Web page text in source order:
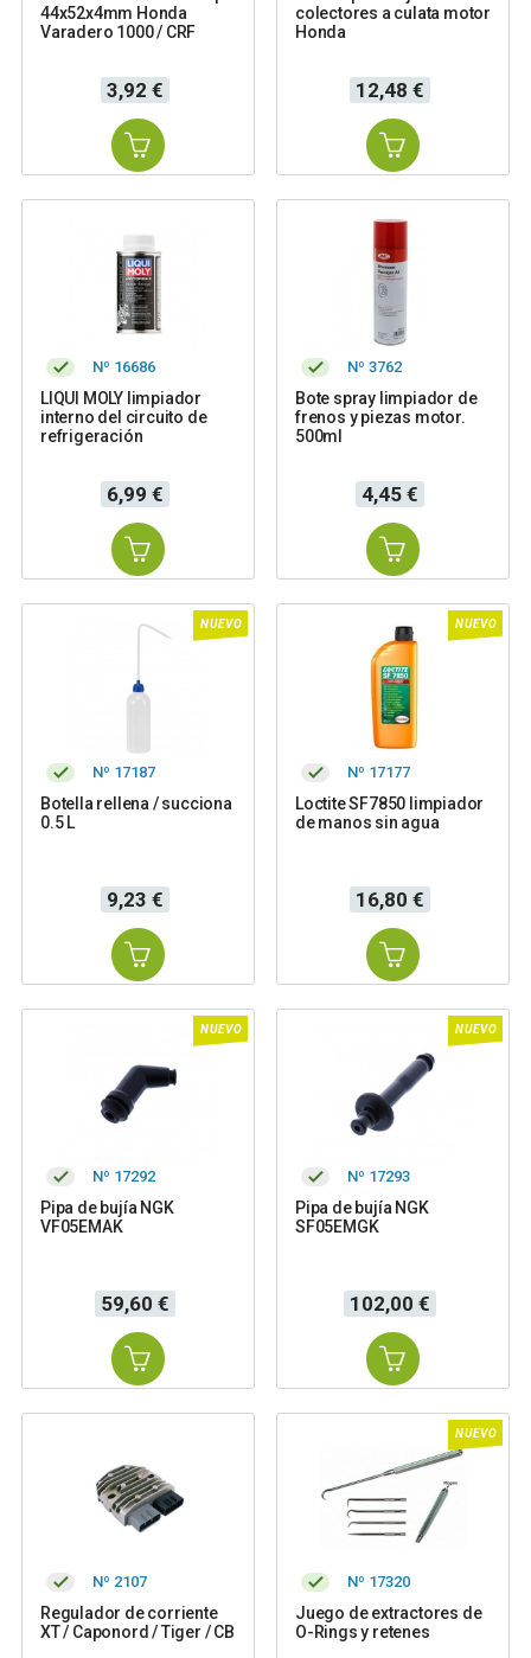
44x52x4mm Honda
Varadero 1000 / CRF
Precio
3,92 €
colectores a culata motor
Honda
Precio
12,48 €
Nº 16686
LIQUI MOLY limpiador
interno del circuito de
refrigeración
Precio
6,99 €
Nº 3762
Bote spray limpiador de
frenos y piezas motor.
500ml
Precio
4,45 €
NUEVO
Nº 17187
Botella rellena / succiona
0.5 L
Precio
9,23 €
NUEVO
Nº 17177
Loctite SF7850 limpiador
de manos sin agua
Precio
16,80 €
NUEVO
Nº 17292
Pipa de bujía NGK
VF05EMAK
Precio
59,60 €
NUEVO
Nº 17293
Pipa de bujía NGK
SF05EMGK
Precio
102,00 €
Nº 2107
Regulador de corriente
XT / Caponord / Tiger / CB
NUEVO
Nº 17320
Juego de extractores de
O-Rings y retenes